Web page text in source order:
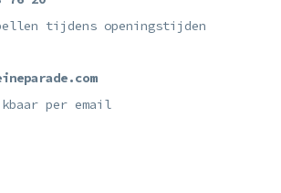
tijdens openingstijden
per email